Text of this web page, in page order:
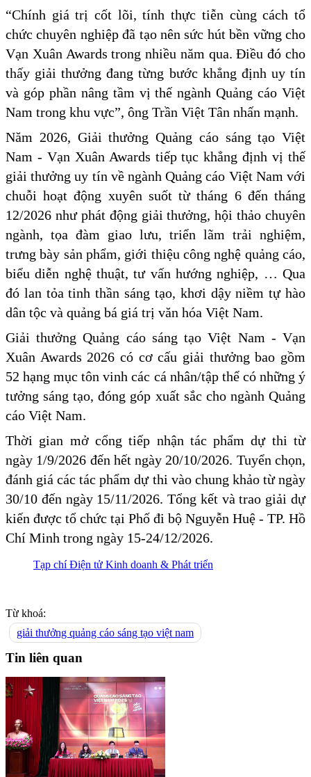
“Chính giá trị cốt lõi, tính thực tiễn cùng cách tổ
chức chuyên nghiệp đã tạo nên sức hút bền vững cho
Vạn Xuân Awards trong nhiều năm qua. Điều đó cho
thấy giải thưởng đang từng bước khẳng định uy tín
và góp phần nâng tầm vị thế ngành Quảng cáo Việt
Nam trong khu vực”, ông Trần Việt Tân nhấn mạnh.
Năm 2026, Giải thưởng Quảng cáo sáng tạo Việt
Nam - Vạn Xuân Awards tiếp tục khẳng định vị thế
giải thưởng uy tín về ngành Quảng cáo Việt Nam với
chuỗi hoạt động xuyên suốt từ tháng 6 đến tháng
12/2026 như phát động giải thưởng, hội thảo chuyên
ngành, tọa đàm giao lưu, triển lãm trải nghiệm,
trưng bày sản phẩm, giới thiệu công nghệ quảng cáo,
biểu diễn nghệ thuật, tư vấn hướng nghiệp, … Qua
đó lan tỏa tinh thần sáng tạo, khơi dậy niềm tự hào
dân tộc và quảng bá giá trị văn hóa Việt Nam.
Giải thưởng Quảng cáo sáng tạo Việt Nam - Vạn
Xuân Awards 2026 có cơ cấu giải thưởng bao gồm
52 hạng mục tôn vinh các cá nhân/tập thể có những ý
tưởng sáng tạo, đóng góp xuất sắc cho ngành Quảng
cáo Việt Nam.
Thời gian mở cổng tiếp nhận tác phẩm dự thi từ
ngày 1/9/2026 đến hết ngày 20/10/2026. Tuyển chọn,
đánh giá các tác phẩm dự thi vào chung khảo từ ngày
30/10 đến ngày 15/11/2026. Tổng kết và trao giải dự
kiến được tổ chức tại Phố đi bộ Nguyễn Huệ - TP. Hồ
Chí Minh trong ngày 15-24/12/2026.
Tạp chí Điện tử Kinh doanh & Phát triển
Từ khoá:
giải thưởng quảng cáo sáng tạo việt nam
Tin liên quan